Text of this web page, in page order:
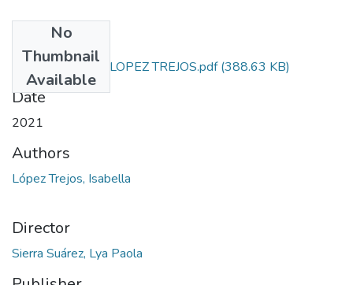
No
Thumbnail
Available
Tesis_Isabella_LOPEZ TREJOS.pdf(388.63 KB)
Date
2021
Authors
López Trejos, Isabella
Director
Sierra Suárez, Lya Paola